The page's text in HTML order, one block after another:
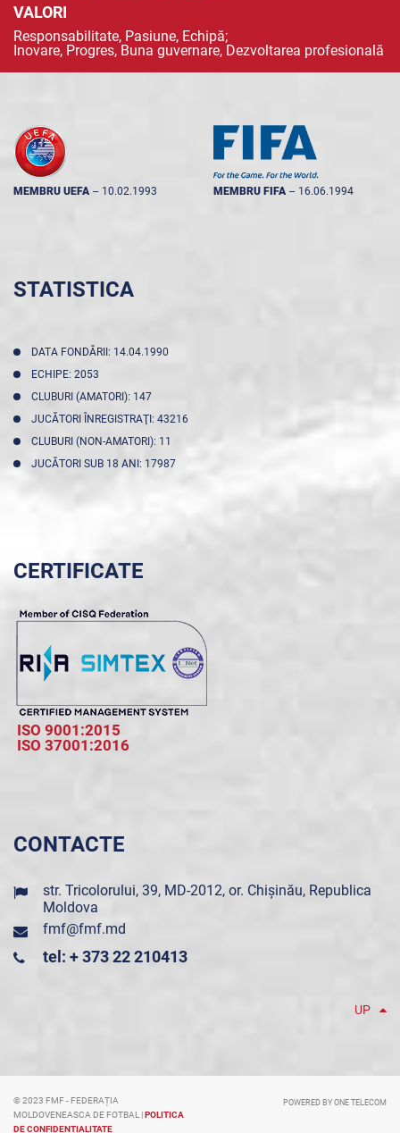
VALORI
Responsabilitate, Pasiune, Echipă;
Inovare, Progres, Buna guvernare, Dezvoltarea profesională
MEMBRU UEFA -- 10.02.1993 MEMBRU FIFA -- 16.06.1994
STATISTICA
DATA FONDĂRII: 14.04.1990
ECHIPE: 2053
CLUBURI (AMATORI): 147
JUCĂTORI ÎNREGISTRAŢI: 43216
CLUBURI (NON-AMATORI): 11
JUCĂTORI SUB 18 ANI: 17987
CERTIFICATE
ISO 9001:2015
ISO 37001:2016
CONTACTE
str. Tricolorului, 39, MD-2012, or. Chișinău, Republica
Moldova
fmf@fmf.md
tel: + 373 22 210413
UP
© 2023 FMF - FEDERAȚIA
MOLDOVENEASCA DE FOTBAL |POLITICA
DE CONFIDENȚIALITATE
POWERED BY ONE TELECOM